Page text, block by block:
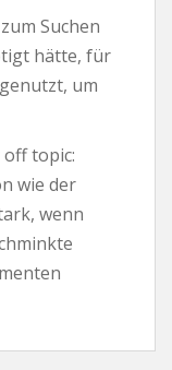
Suchen
hätte, für
um
topic:
wie der
wenn